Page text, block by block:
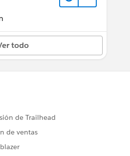
todo